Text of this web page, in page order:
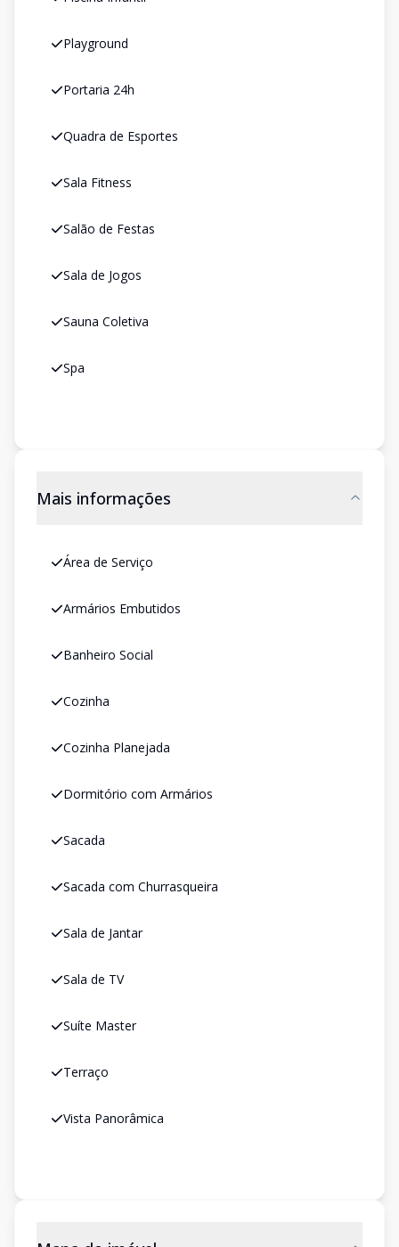
Playground
Portaria 24h
Quadra de Esportes
Sala Fitness
Salão de Festas
Sala de Jogos
Sauna Coletiva
Spa
Mais informações
Área de Serviço
Armários Embutidos
Banheiro Social
Cozinha
Cozinha Planejada
Dormitório com Armários
Sacada
Sacada com Churrasqueira
Sala de Jantar
Sala de TV
Suíte Master
Terraço
Vista Panorâmica